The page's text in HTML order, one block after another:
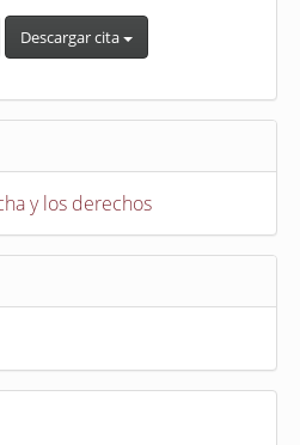
Descargar cita
y los derechos